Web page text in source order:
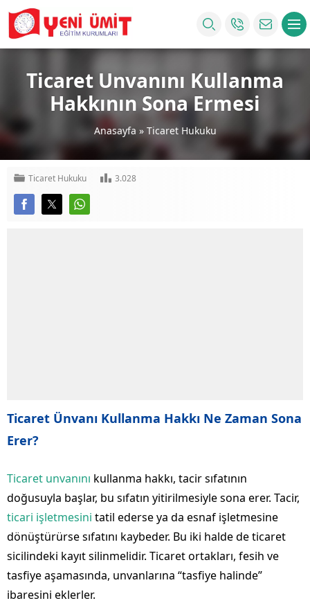
Ticaret Unvanını Kullanma
Hakkının Sona Ermesi
Anasayfa » Ticaret Hukuku
Ticaret Hukuku 3.028
Ticaret Ünvanı Kullanma Hakkı Ne Zaman Sona
Erer?
Ticaret unvanını kullanma hakkı, tacir sıfatının
doğusuyla başlar, bu sıfatın yitirilmesiyle sona erer. Tacir,
ticari işletmesini tatil ederse ya da esnaf işletmesine
dönüştürürse sıfatını kaybeder. Bu iki halde de ticaret
sicilindeki kayıt silinmelidir. Ticaret ortakları, fesih ve
tasfiye aşamasında, unvanlarına “tasfiye halinde”
ibaresini eklerler.